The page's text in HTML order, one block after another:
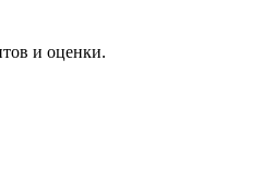
и оценки.